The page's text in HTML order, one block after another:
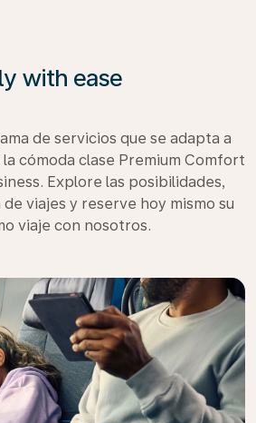
with ease
de servicios que se adapta a
cómoda clase Premium Comfort
Explore las posibilidades,
viajes y reserve hoy mismo su
viaje con nosotros.